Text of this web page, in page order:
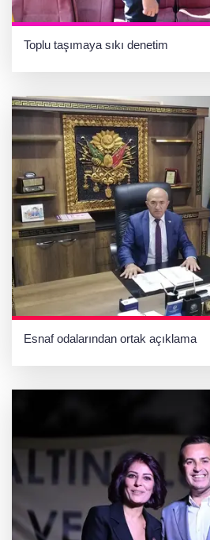
Toplu taşımaya sıkı denetim
Esnaf odalarından ortak açıklama